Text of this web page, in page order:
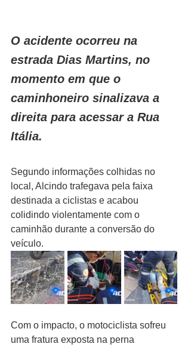
O acidente ocorreu na
estrada Dias Martins, no
momento em que o
caminhoneiro sinalizava a
direita para acessar a Rua
Itália.
Segundo informações colhidas no
local, Alcindo trafegava pela faixa
destinada a ciclistas e acabou
colidindo violentamente com o
caminhão durante a conversão do
veículo.
Com o impacto, o motociclista sofreu
uma fratura exposta na perna